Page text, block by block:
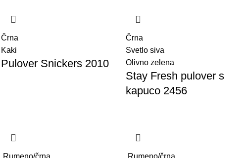
Črna
Kaki
Pulover Snickers 2010
Črna
Svetlo siva
Olivno zelena
Stay Fresh pulover s
kapuco 2456
Rumeno/črna
Rumeno/črna